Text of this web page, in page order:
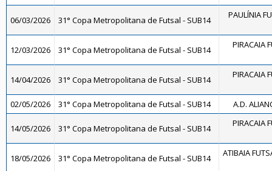
06/03/2026 31° Copa Metropolitana de Futsal - SUB14 PAULÍNIA
12/03/2026 31° Copa Metropolitana de Futsal - SUB14 PIRACAIA
14/04/2026 31° Copa Metropolitana de Futsal - SUB14 PIRACAIA
02/05/2026 31° Copa Metropolitana de Futsal - SUB14 A.D.
14/05/2026 31° Copa Metropolitana de Futsal - SUB14 PIRACAIA
18/05/2026 31° Copa Metropolitana de Futsal - SUB14 ATIBAIA